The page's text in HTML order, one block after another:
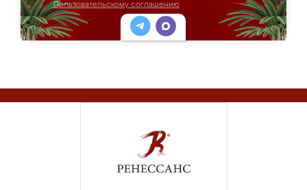
Пользовательскому соглашению